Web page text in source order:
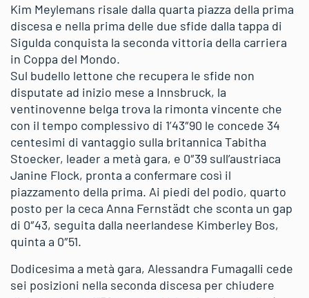
Kim Meylemans risale dalla quarta piazza della prima
discesa e nella prima delle due sfide dalla tappa di
Sigulda conquista la seconda vittoria della carriera
in Coppa del Mondo.
Sul budello lettone che recupera le sfide non
disputate ad inizio mese a Innsbruck, la
ventinovenne belga trova la rimonta vincente che
con il tempo complessivo di 1’43″90 le concede 34
centesimi di vantaggio sulla britannica Tabitha
Stoecker, leader a metà gara, e 0″39 sull’austriaca
Janine Flock, pronta a confermare così il
piazzamento della prima. Ai piedi del podio, quarto
posto per la ceca Anna Fernstädt che sconta un gap
di 0″43, seguita dalla neerlandese Kimberley Bos,
quinta a 0″51.
Dodicesima a metà gara, Alessandra Fumagalli cede
sei posizioni nella seconda discesa per chiudere